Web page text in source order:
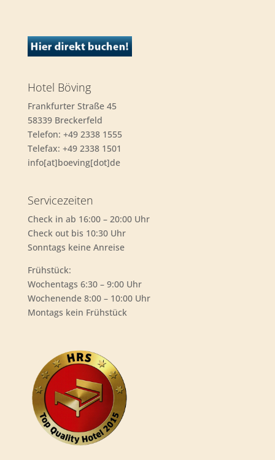
Hotel Böving
Frankfurter Straße 45
58339 Breckerfeld
Telefon: +49 2338 1555
Telefax: +49 2338 1501
info[at]boeving[dot]de
Servicezeiten
Check in ab 16:00 – 20:00 Uhr
Check out bis 10:30 Uhr
Sonntags keine Anreise
Frühstück:
Wochentags 6:30 – 9:00 Uhr
Wochenende 8:00 – 10:00 Uhr
Montags kein Frühstück